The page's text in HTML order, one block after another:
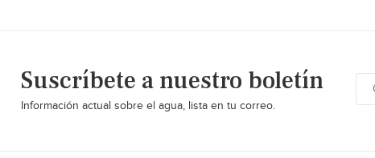
Suscríbete a nuestro boletín
Información actual sobre el agua, lista en tu correo.